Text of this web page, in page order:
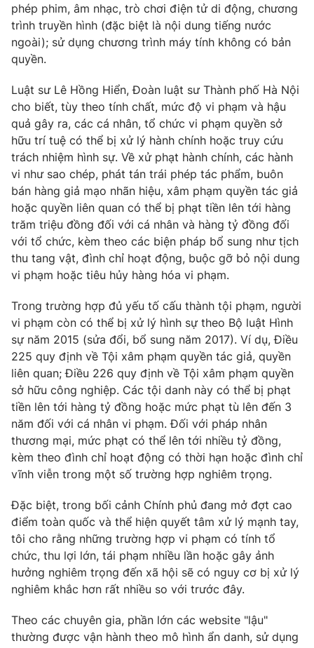
Liên hệ tòa soạn English
THỜI BÁO VTV
Theo dõi báo trên
Cơ quan chủ quản:Đài Truyền hình Việt Nam
Cơ quan báo chí:Thời báo VTV
Giấy phép hoạt động báo in và báo điện tử số 483/GP-BTTTT
cấp ngày 29/12/2023
Tổng Biên tập:
Vũ Thanh Thủy
Nguyễn Trọng Ninh
Tổng đài VTV: 024.38 355 931 - 024.38 355 932
Ðiện thoại Thời báo VTV:024.66 897 897
Email:toasoan@vtv.vn
Liên hệ quảng cáo:024-7300.7108
® Cấm sao chép dưới mọi hình thức nếu không có sự chấp
thuận bằng văn bản. Ghi rõ nguồn VTV.vn khi phát hành lại
phép phim, âm nhạc, trò chơi điện tử di động, chương
trình truyền hình (đặc biệt là nội dung tiếng nước
ngoài); sử dụng chương trình máy tính không có bản
quyền.
Luật sư Lê Hồng Hiển, Đoàn luật sư Thành phố Hà Nội
cho biết, tùy theo tính chất, mức độ vi phạm và hậu
quả gây ra, các cá nhân, tổ chức vi phạm quyền sở
hữu trí tuệ có thể bị xử lý hành chính hoặc truy cứu
trách nhiệm hình sự. Về xử phạt hành chính, các hành
vi như sao chép, phát tán trái phép tác phẩm, buôn
bán hàng giả mạo nhãn hiệu, xâm phạm quyền tác giả
hoặc quyền liên quan có thể bị phạt tiền lên tới hàng
trăm triệu đồng đối với cá nhân và hàng tỷ đồng đối
với tổ chức, kèm theo các biện pháp bổ sung như tịch
thu tang vật, đình chỉ hoạt động, buộc gỡ bỏ nội dung
vi phạm hoặc tiêu hủy hàng hóa vi phạm.
Trong trường hợp đủ yếu tố cấu thành tội phạm, người
vi phạm còn có thể bị xử lý hình sự theo Bộ luật Hình
sự năm 2015 (sửa đổi, bổ sung năm 2017). Ví dụ, Điều
225 quy định về Tội xâm phạm quyền tác giả, quyền
liên quan; Điều 226 quy định về Tội xâm phạm quyền
sở hữu công nghiệp. Các tội danh này có thể bị phạt
tiền lên tới hàng tỷ đồng hoặc mức phạt tù lên đến 3
năm đối với cá nhân vi phạm. Đối với pháp nhân
thương mại, mức phạt có thể lên tới nhiều tỷ đồng,
kèm theo đình chỉ hoạt động có thời hạn hoặc đình chỉ
vĩnh viễn trong một số trường hợp nghiêm trọng.
Đặc biệt, trong bối cảnh Chính phủ đang mở đợt cao
điểm toàn quốc và thể hiện quyết tâm xử lý mạnh tay,
tôi cho rằng những trường hợp vi phạm có tính tổ
chức, thu lợi lớn, tái phạm nhiều lần hoặc gây ảnh
hưởng nghiêm trọng đến xã hội sẽ có nguy cơ bị xử lý
nghiêm khắc hơn rất nhiều so với trước đây.
Theo các chuyên gia, phần lớn các website "lậu"
thường được vận hành theo mô hình ẩn danh, sử dụng